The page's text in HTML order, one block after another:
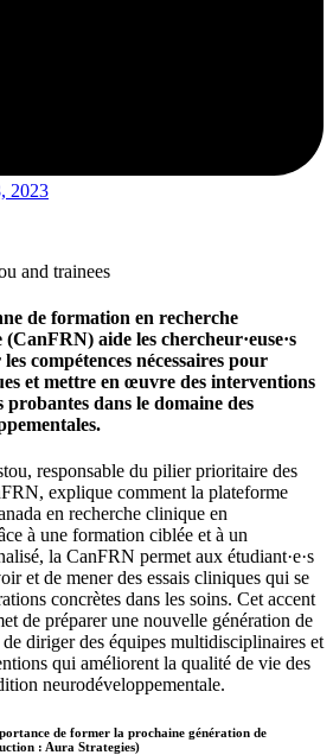
2023
de formation en recherche
aide les chercheur·euse·s
compétences nécessaires pour
et mettre en œuvre des interventions
probantes dans le domaine des
responsable du pilier prioritaire des
explique comment la plateforme
en recherche clinique en
à une formation ciblée et à un
la CanFRN permet aux étudiant·e·s
et de mener des essais cliniques qui se
concrètes dans les soins. Cet accent
de préparer une nouvelle génération de
de diriger des équipes multidisciplinaires et
qui améliorent la qualité de vie des
neurodéveloppementale.
de former la prochaine génération de
: Aura Strategies)